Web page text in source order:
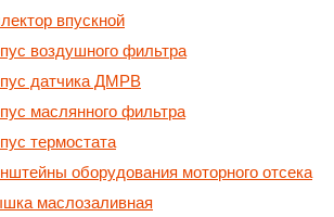
впускной
воздушного фильтра
датчика ДМРВ
маслянного фильтра
термостата
оборудования моторного отсека
маслозаливная